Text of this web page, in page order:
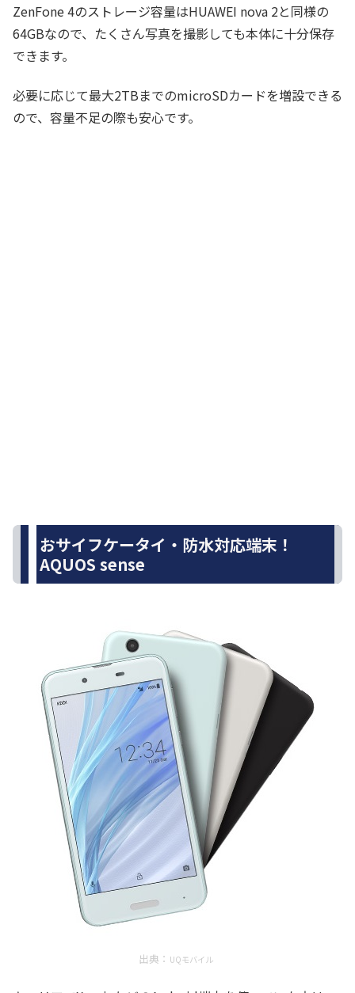
ZenFone 4のストレージ容量はHUAWEI nova 2と同様の
64GBなので、たくさん写真を撮影しても本体に十分保存
できます。
必要に応じて最大2TBまでのmicroSDカードを増設できる
ので、容量不足の際も安心です。
おサイフケータイ・防水対応端末！
AQUOS sense
出典： UQモバイル